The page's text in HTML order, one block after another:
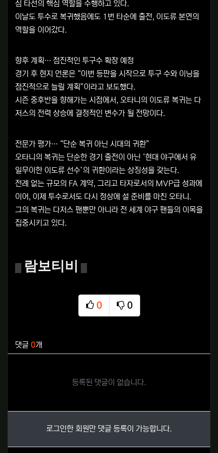
심 타선의 핵심 역할을 수행하고 있다.
이날도 투수로 복귀했음에도 1번 타순에 출전, 이도류 본연의
역할을 이어갔다.
향후 계획… 점진적인 투구수 확장 예정
경기 후 현지 언론은 “이번 등판을 시작으로 투구 수와 이닝을
점진적으로 늘릴 계획”이라고 보도했다.
시즌 중후반을 향해가는 시점에서, 오타니의 이도류 복귀는 다
저스의 전력 상승에 결정적인 변수가 될 전망이다.
전문가 평가… “단순 복귀 아닌 시대의 귀환”
오타니의 복귀는 단순한 경기 출전이 아닌 ‘현대 야구에서 유
일무이한 이도류 선수’의 귀환이라는 상징성을 갖는다.
전례 없는 규모의 FA 계약, 그리고 타자로서의 MVP급 성과에
이어, 이제 투수로서도 다시 정상에 설 준비를 마친 오타니.
그의 복귀는 다저스 팬뿐만 아니라 전 세계 야구 팬들의 이목을
집중시키고 있다.
▒ 람보티비 ▒
0
추천
0
비추천
댓글 0개
등록된 댓글이 없습니다.
로그인한 회원만 댓글 등록이 가능합니다.